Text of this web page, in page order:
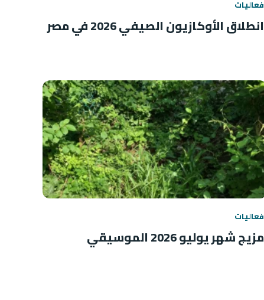
فعاليات
انطلاق الأوكازيون الصيفي 2026 في مصر
فعاليات
مزيج شهر يوليو 2026 الموسيقي